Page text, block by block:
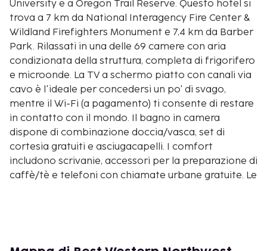
University e a Oregon Trail Reserve. Questo hotel si
trova a 7 km da National Interagency Fire Center &
Wildland Firefighters Monument e 7,4 km da Barber
Park. Rilassati in una delle 69 camere con aria
condizionata della struttura, completa di frigorifero
e microonde. La TV a schermo piatto con canali via
cavo è l'ideale per concedersi un po' di svago,
mentre il Wi-Fi (a pagamento) ti consente di restare
in contatto con il mondo. Il bagno in camera
dispone di combinazione doccia/vasca, set di
cortesia gratuiti e asciugacapelli. I comfort
includono scrivanie, accessori per la preparazione di
caffè/tè e telefoni con chiamate urbane gratuite. Le